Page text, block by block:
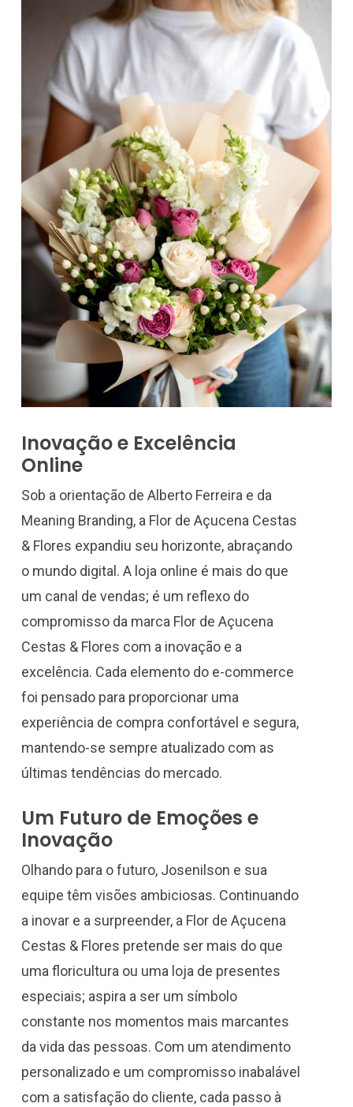
Inovação e Excelência
Online
Sob a orientação de Alberto Ferreira e da
Meaning Branding, a Flor de Açucena Cestas
& Flores expandiu seu horizonte, abraçando
o mundo digital. A loja online é mais do que
um canal de vendas; é um reflexo do
compromisso da marca Flor de Açucena
Cestas & Flores com a inovação e a
excelência. Cada elemento do e-commerce
foi pensado para proporcionar uma
experiência de compra confortável e segura,
mantendo-se sempre atualizado com as
últimas tendências do mercado.
Um Futuro de Emoções e
Inovação
Olhando para o futuro, Josenilson e sua
equipe têm visões ambiciosas. Continuando
a inovar e a surpreender, a Flor de Açucena
Cestas & Flores pretende ser mais do que
uma floricultura ou uma loja de presentes
especiais; aspira a ser um símbolo
constante nos momentos mais marcantes
da vida das pessoas. Com um atendimento
personalizado e um compromisso inabalável
com a satisfação do cliente, cada passo à